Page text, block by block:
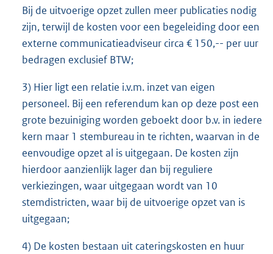
Bij de uitvoerige opzet zullen meer publicaties nodig
zijn, terwijl de kosten voor een begeleiding door een
externe communicatieadviseur circa € 150,-- per uur
bedragen exclusief BTW;
3) Hier ligt een relatie i.v.m. inzet van eigen
personeel. Bij een referendum kan op deze post een
grote bezuiniging worden geboekt door b.v. in iedere
kern maar 1 stembureau in te richten, waarvan in de
eenvoudige opzet al is uitgegaan. De kosten zijn
hierdoor aanzienlijk lager dan bij reguliere
verkiezingen, waar uitgegaan wordt van 10
stemdistricten, waar bij de uitvoerige opzet van is
uitgegaan;
4) De kosten bestaan uit cateringskosten en huur